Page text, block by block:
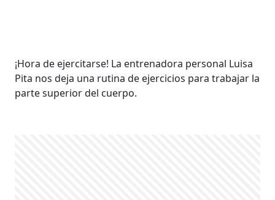
¡Hora de ejercitarse! La entrenadora personal Luisa
Pita nos deja una rutina de ejercicios para trabajar la
parte superior del cuerpo.